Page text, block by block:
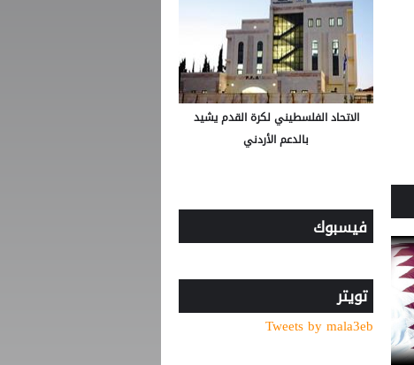
الاتحاد الفلسطيني لكرة القدم يشيد
بالدعم الأردني
فيسبوك
تويتر
Tweets by mala3eb